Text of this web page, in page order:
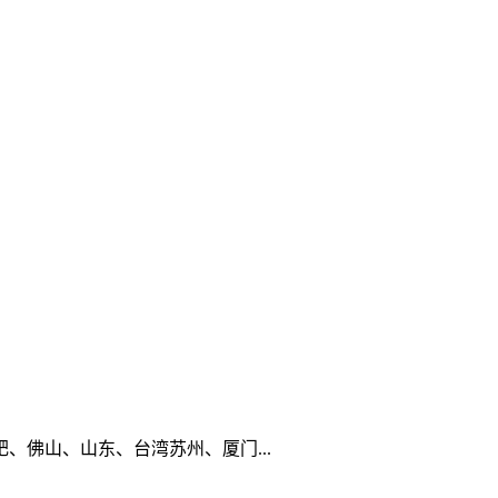
佛山、山东、台湾苏州、厦门...